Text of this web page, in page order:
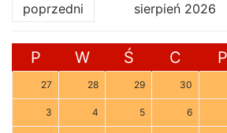
poprzedni sierpień 2026
P W Ś C P
27 28 29 30
3 4 5 6